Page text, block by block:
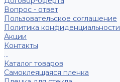
Вопрос - ответ
Пользовательское соглашение
Политика конфиденциальности
Акции
Контакты
...
Каталог товаров
Самоклеящаяся пленка